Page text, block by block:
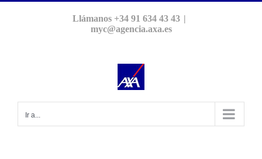
Llámanos +34 91 634 43 43 |
myc@agencia.axa.es
Ir a...